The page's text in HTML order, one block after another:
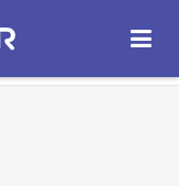
ОТКРЫТЬ